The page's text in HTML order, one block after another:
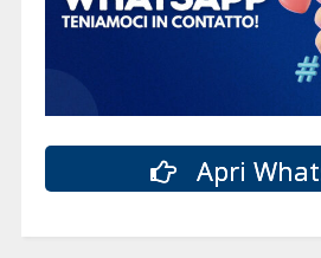
Apri